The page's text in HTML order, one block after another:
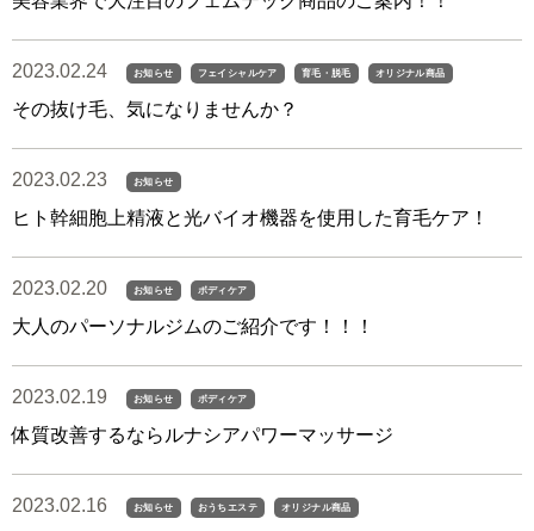
2023.02.24 お知らせ フェイシャルケア 育毛・脱毛 オリジナル商品
その抜け毛、気になりませんか？
2023.02.23 お知らせ
ヒト幹細胞上精液と光バイオ機器を使用した育毛ケア！
2023.02.20 お知らせ ボディケア
大人のパーソナルジムのご紹介です！！！
2023.02.19 お知らせ ボディケア
体質改善するならルナシアパワーマッサージ
2023.02.16 お知らせ おうちエステ オリジナル商品